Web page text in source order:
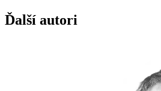
Ďalší autori